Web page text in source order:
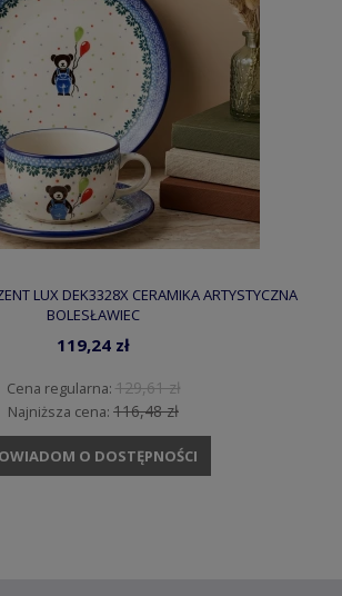
LUX DEK3328X CERAMIKA ARTYSTYCZNA
BOLESŁAWIEC
119,24 zł
Cena regularna: 129,61 zł
Najniższa cena: 116,48 zł
O DOSTĘPNOŚCI